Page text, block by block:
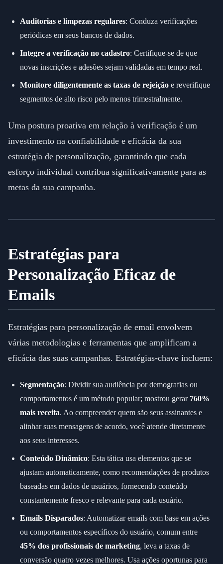
Auditorias e limpezas regulares: Conduza verificações
periódicas em seus bancos de dados.
Integre a verificação no cadastro: Certifique-se de que
novas inscrições e adesões sejam validadas em tempo real.
Monitore diligentemente as taxas de rejeição e reverifique
segmentos de alto risco pelo menos trimestralmente.
Uma postura proativa em relação à verificação é um
investimento na confiabilidade e eficácia da sua
estratégia de personalização, garantindo que cada
esforço individual contribua significativamente para as
metas da sua campanha.
Estratégias para
Personalização Eficaz de
Emails
Estratégias para personalização de email envolvem
várias metodologias e ferramentas que amplificam a
eficácia das suas campanhas. Estratégias-chave incluem:
Segmentação: Dividir sua audiência por demografias ou
comportamentos é um método popular; mostrou gerar 760%
mais receita. Ao compreender quem são seus assinantes e
alinhar suas mensagens de acordo, você atende diretamente
aos seus interesses.
Conteúdo Dinâmico: Esta tática usa elementos que se
ajustam automaticamente, como recomendações de produtos
baseadas em dados de usuários, fornecendo conteúdo
constantemente fresco e relevante para cada usuário.
Emails Disparados: Automatizar emails com base em ações
ou comportamentos específicos do usuário, comum entre
45% dos profissionais de marketing, leva a taxas de
conversão quatro vezes melhores. Usa ações oportunas para